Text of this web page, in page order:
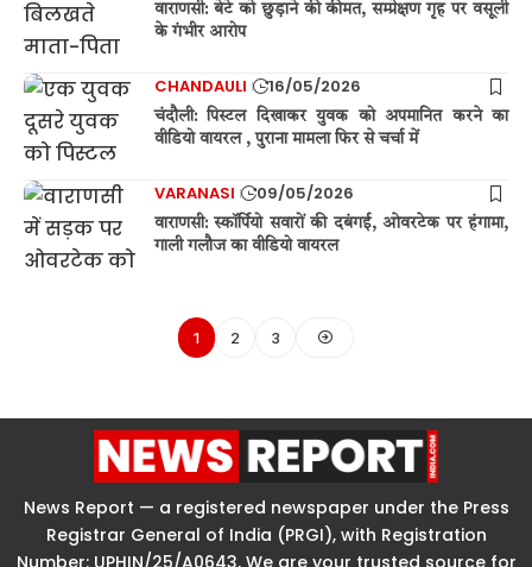
वाराणसी: बेटे को छुड़ाने की कीमत, सम्प्रेक्षण गृह पर वसूली
के गंभीर आरोप
CHANDAULI 16/05/2026
चंदौली: पिस्टल दिखाकर युवक को अपमानित करने का
वीडियो वायरल , पुराना मामला फिर से चर्चा में
VARANASI 09/05/2026
वाराणसी: स्कॉर्पियो सवारों की दबंगई, ओवरटेक पर हंगामा,
गाली गलौज का वीडियो वायरल
1 2 3
News Report — a registered newspaper under the Press
Registrar General of India (PRGI), with Registration